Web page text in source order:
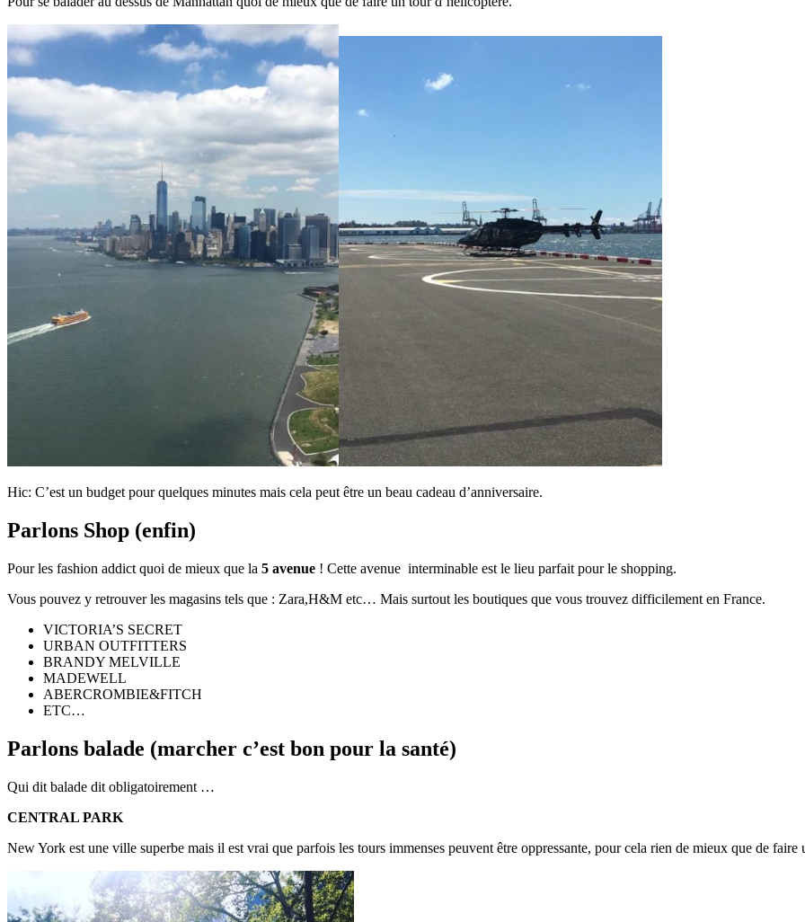
Hic: C’est un budget pour quelques minutes mais cela peut être un beau cadeau d’anniversaire.
Parlons Shop (enfin)
Pour les fashion addict quoi de mieux que la 5 avenue ! Cette avenue interminable est le lieu parfait pour le shopping.
Vous pouvez y retrouver les magasins tels que : Zara,H&M etc… Mais surtout les boutiques que vous trouvez difficilement en France.
VICTORIA’S SECRET
URBAN OUTFITTERS
BRANDY MELVILLE
MADEWELL
ABERCROMBIE&FITCH
ETC…
Parlons balade (marcher c’est bon pour la santé)
Qui dit balade dit obligatoirement …
CENTRAL PARK
New York est une ville superbe mais il est vrai que parfois les tours immenses peuvent être oppressante, pour cela rien de mieux que de faire